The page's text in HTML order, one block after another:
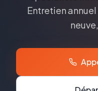
Entretien